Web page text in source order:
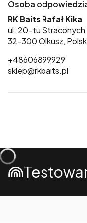
Osoba
RK Baits Rafał Kika
ul. 20-tu Straconych
32-300 Olkusz,
+48606899929
sklep@rkbaits.pl